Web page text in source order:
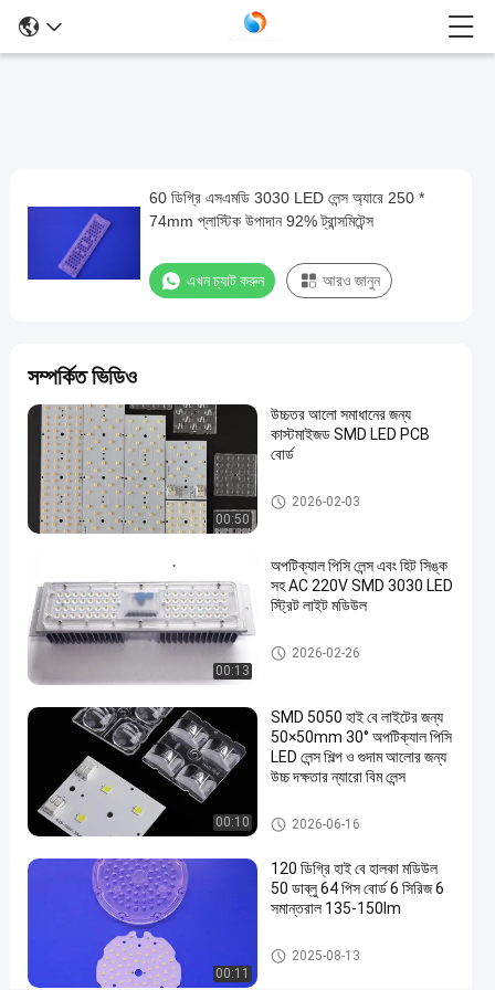
60
এসএমডি
অ্যারে
250
74mm
প্লাস্টিক
92%
ট্রান্সমিটেন্স
05-18
1313
মতামত
এখন চ্যাট করুন
ল্যাম্প
লেন্স
#
এসএমডি
60 ডিগ্রি এসএমডি 3030 LED লেন্স অ্যারে 250 *
74mm প্লাস্টিক উপাদান 92% ট্রান্সমিটেন্স
এখন চ্যাট করুন আরও জানুন
সম্পর্কিত ভিডিও
00:50
উচ্চতর আলো সমাধানের জন্য
কাস্টমাইজড SMD LED PCB
বোর্ড
pcb বোর্ড পরিচালনা করেন smd
2026-02-03
00:13
অপটিক্যাল পিসি লেন্স এবং হিট সিঙ্ক
সহ AC 220V SMD 3030 LED
স্ট্রিট লাইট মডিউল
LED স্ট্রিট হালকা উপাদান
2026-02-26
00:10
SMD 5050 হাই বে লাইটের জন্য
50×50mm 30° অপটিক্যাল পিসি
LED লেন্স শিল্প ও গুদাম আলোর জন্য
উচ্চ দক্ষতার ন্যারো বিম লেন্স
3030 LED লেন্স
2026-06-16
00:11
120 ডিগ্রি হাই বে হালকা মডিউল
50 ডাব্লু 64 পিস বোর্ড 6 সিরিজ 6
সমান্তরাল 135-150lm
LED স্ট্রিট লাইট মডিউল
2025-08-13